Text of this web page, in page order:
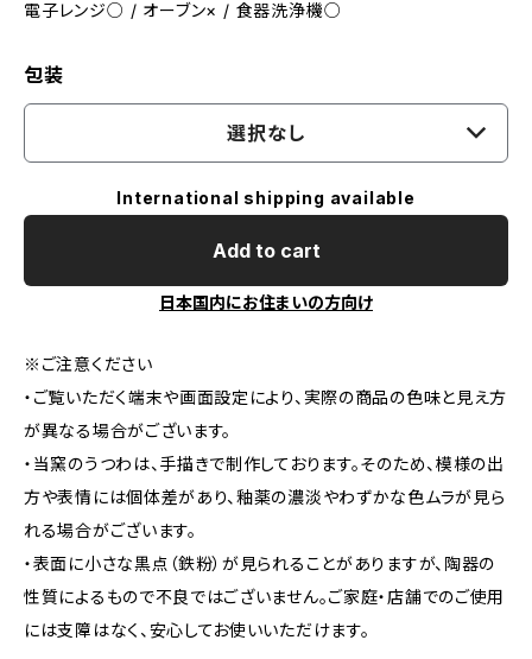
電子レンジ○ / オーブン× / 食器洗浄機○
包装
選択なし
International shipping available
Add to cart
日本国内にお住まいの方向け
※ご注意ください
・ご覧いただく端末や画面設定により、実際の商品の色味と見え方
が異なる場合がございます。
・当窯のうつわは、手描きで制作しております。そのため、模様の出
方や表情には個体差があり、釉薬の濃淡やわずかな色ムラが見ら
れる場合がございます。
・表面に小さな黒点（鉄粉）が見られることがありますが、陶器の
性質によるもので不良ではございません。ご家庭・店舗でのご使用
には支障はなく、安心してお使いいただけます。